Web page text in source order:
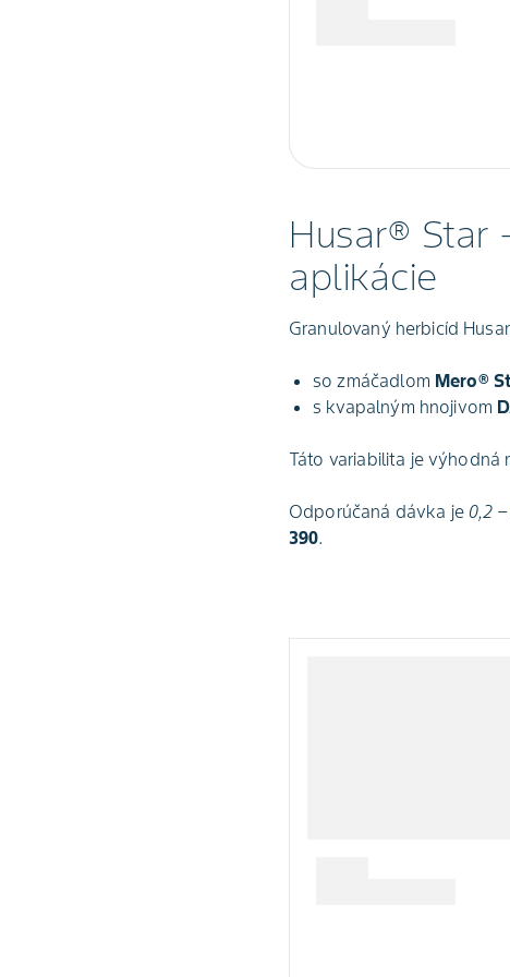
Husar® Star
aplikácie
Granulovaný herbicíd
so zmáčadlom Mero®
s kvapalným hnojivom
Táto variabilita je výhodná
Odporúčaná dávka je 0,2
390.